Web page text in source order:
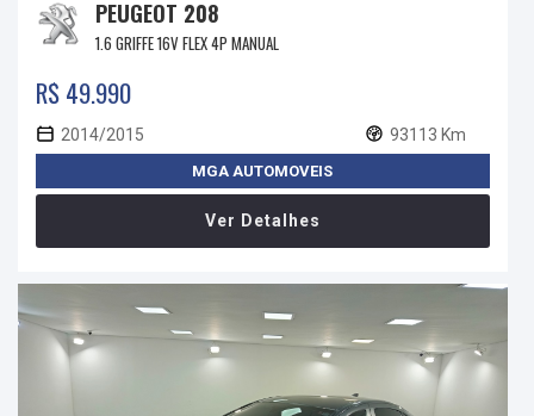
PEUGEOT 208
1.6 GRIFFE 16V FLEX 4P MANUAL
R$ 49.990
2014/2015 93113 Km
MGA AUTOMOVEIS
Ver Detalhes